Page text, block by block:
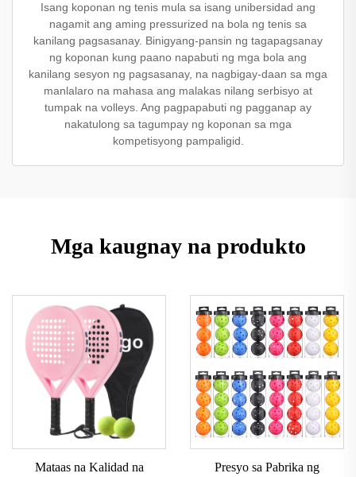
Isang koponan ng tenis mula sa isang unibersidad ang
nagamit ang aming pressurized na bola ng tenis sa
kanilang pagsasanay. Binigyang-pansin ng tagapagsanay
ng koponan kung paano napabuti ng mga bola ang
kanilang sesyon ng pagsasanay, na nagbigay-daan sa mga
manlalaro na mahasa ang malakas nilang serbisyo at
tumpak na volleys. Ang pagpapabuti ng pagganap ay
nakatulong sa tagumpay ng koponan sa mga
kompetisyong pampaligid.
Mga kaugnay na produkto
Mataas na Kalidad na
Presyo sa Pabrika ng